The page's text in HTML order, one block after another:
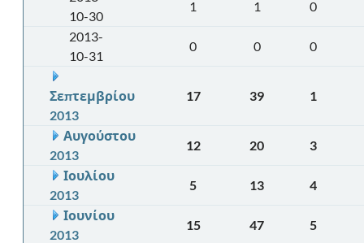
10-30
1 1
0
2013-
10-31
0 0 0
Σεπτεμβρίου
2013
17 39 1
Αυγούστου
2013
12 20
3
Ιουλίου
2013
5 13
4
Ιουνίου
2013
15 47 5